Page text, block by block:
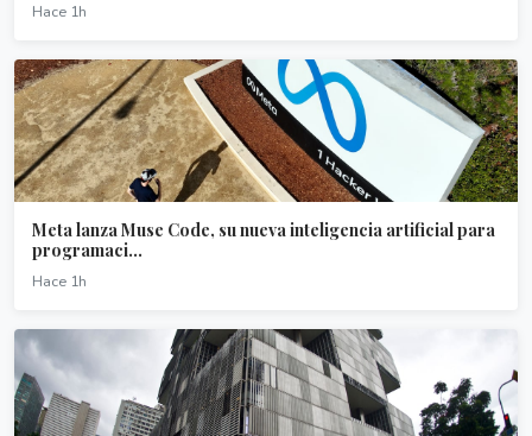
Hace 1h
Meta lanza Muse Code, su nueva inteligencia artificial para
programaci...
Hace 1h